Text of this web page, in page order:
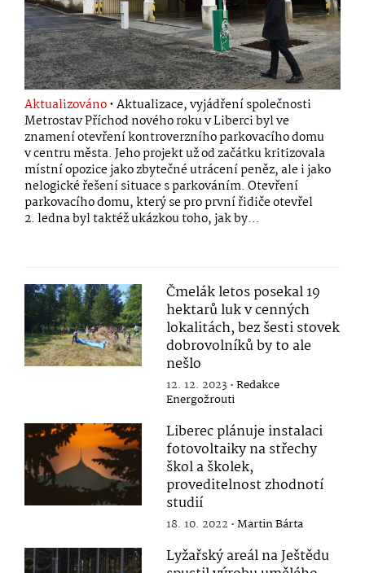
Aktualizováno• Aktualizace, vyjádření společnosti
Metrostav Příchod nového roku v Liberci byl ve
znamení otevření kontroverzního parkovacího domu
v centru města. Jeho projekt už od začátku kritizovala
místní opozice jako zbytečné utrácení peněz, ale i jako
nelogické řešení situace s parkováním. Otevření
parkovacího domu, který se pro první řidiče otevřel
2. ledna byl taktéž ukázkou toho, jak by...
Čmelák letos posekal 19
hektarů luk v cenných
lokalitách, bez šesti stovek
dobrovolníků by to ale
nešlo
12. 12. 2023 •Redakce
Energožrouti
Liberec plánuje instalaci
fotovoltaiky na střechy
škol a školek,
proveditelnost zhodnotí
studií
18. 10. 2022 •Martin Bárta
Lyžařský areál na Ještědu